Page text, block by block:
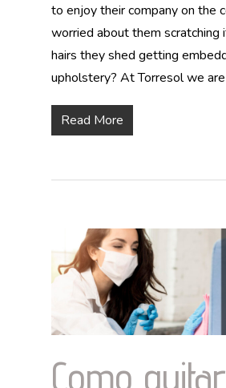
to enjoy their company on the
worried about them scratching
hairs they shed getting
upholstery? At Torresol we are
Read More
Como